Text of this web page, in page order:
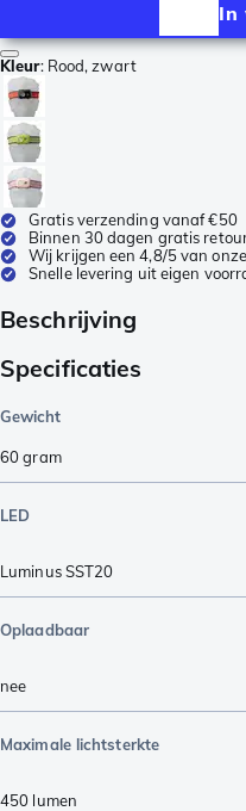
In
Kleur: Rood, zwart
Gratis verzending vanaf €50
Binnen 30 dagen gratis
Wij krijgen een 4,8/5 van
Snelle levering uit eigen
Beschrijving
Specificaties
Gewicht
60gram
LED
Luminus SST20
Oplaadbaar
nee
Maximale lichtsterkte
450 lumen